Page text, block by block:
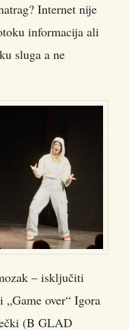
Internet nije
informacija ali
sluga a ne
– isključiti
„Game over“ Igora
(B GLAD